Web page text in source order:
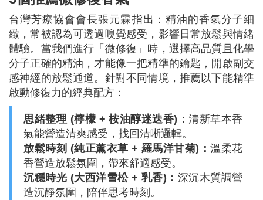
台灣芳療協會會長張元霖指出：精油的香氣分子細
緻，常被認為可透過嗅覺感受，影響日常放鬆與情緒
體驗。當我們進行「微修復」時，選擇高品質且化學
分子正確的精油，才能像一把精準的鑰匙，開啟副交
感神經的放鬆通道。針對不同情境，推薦以下能精準
啟動修復力的經典配方：
思緒整理 (檸檬 + 桉油醇迷迭香)： 清新草本香
氣能營造清爽感受，找回清晰邏輯。
放鬆時刻 (純正薰衣草 + 羅馬洋甘菊)： 溫柔花
香營造放鬆氛圍，帶來舒適感受。
沉穩時光 (大西洋雪松 + 乳香)： 深沉木質調營
造沉靜氛圍，陪伴思考時刻。